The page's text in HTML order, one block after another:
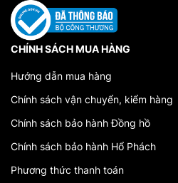
CHÍNH SÁCH MUA HÀNG
Hướng dẫn mua hàng
Chính sách vận chuyển, kiểm hàng
Chính sách bảo hành Đồng hồ
Chính sách bảo hành Hổ Phách
Phương thức thanh toán